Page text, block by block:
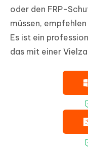
oder den FRP-
müssen,
Es ist ein
das mit einer